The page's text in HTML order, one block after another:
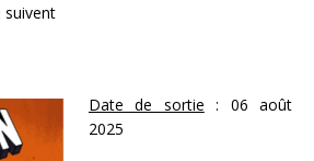
suivent
Date de sortie : 06 août
2025